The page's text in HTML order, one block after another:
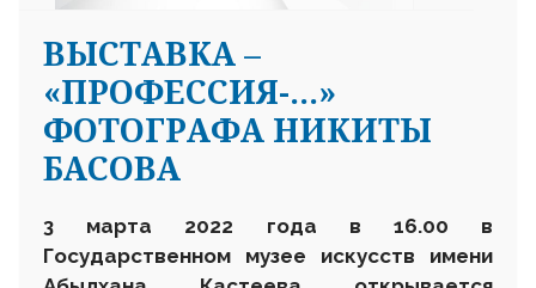
ВЫСТАВКА –
«ПРОФЕССИЯ-…»
ФОТОГРАФА НИКИТЫ
БАСОВА
3 марта 2022 года в 16.00 в
Государственном музее искусств имени